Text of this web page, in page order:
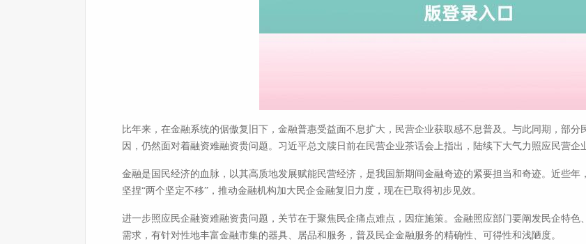
比年来，在金融系统的倨傲复旧下，金融普惠受益面不息扩大，民营企业获取感不息普及。与此同期，部
因，仍然面对着融资难融资贵问题。习近平总文牍日前在民营企业茶话会上指出，陆续下大气力照应民营企
金融是国民经济的血脉，以其高质地发展赋能民营经济，是我国新期间金融奇迹的紧要担当和奇迹。近些年
坚捏“两个坚定不移”，推动金融机构加大民企金融复旧力度，现在已取得初步见效。
进一步照应民企融资难融资贵问题，关节在于聚焦民企痛点难点，因症施策。金融照应部门要阐发民企特
需求，有针对性地丰富金融市集的器具、居品和服务，普及民企金融服务的精确性、可得性和浅陋度。